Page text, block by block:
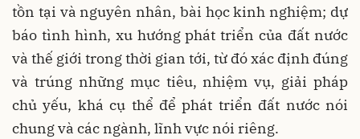
tồn tại và nguyên nhân, bài học kinh nghiệm; dự
báo tình hình, xu hướng phát triển của đất nước
và thế giới trong thời gian tới, từ đó xác định đúng
và trúng những mục tiêu, nhiệm vụ, giải pháp
chủ yếu, khá cụ thể để phát triển đất nước nói
chung và các ngành, lĩnh vực nói riêng.